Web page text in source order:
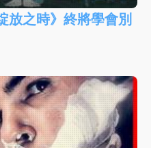
放之時》終將學會別